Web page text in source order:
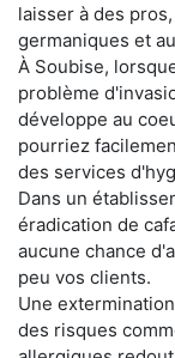
laisser à des
germaniques et
À Soubise,
problème
développe au
pourriez
des services
Dans un
éradication de
aucune chance
peu vos clients.
Une
des risques